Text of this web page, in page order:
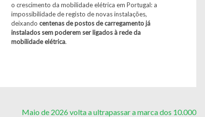
o crescimento da mobilidade elétrica em Portugal: a
impossibilidade de registo de novas instalações,
deixando centenas de postos de carregamento já
instalados sem poderem ser ligados à rede da
mobilidade elétrica.
Maio de 2026 volta a ultrapassar a marca dos 10.000